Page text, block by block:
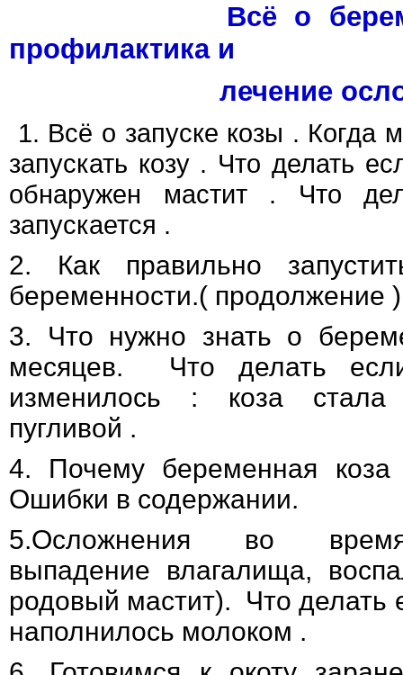
Всё о
профилактика и
лечение
1. Всё о запуске козы . Когда
запускать козу . Что делать
обнаружен мастит . Что
запускается .
2. Как правильно
беременности.( продолжение )
3. Что нужно знать о
месяцев.
Что делать
изменилось : коза стала
пугливой .
4.
Почему беременная коза
Ошибки в содержании.
5.Осложнения во
выпадение влагалища,
родовый мастит).
Что делать
наполнилось молоком .